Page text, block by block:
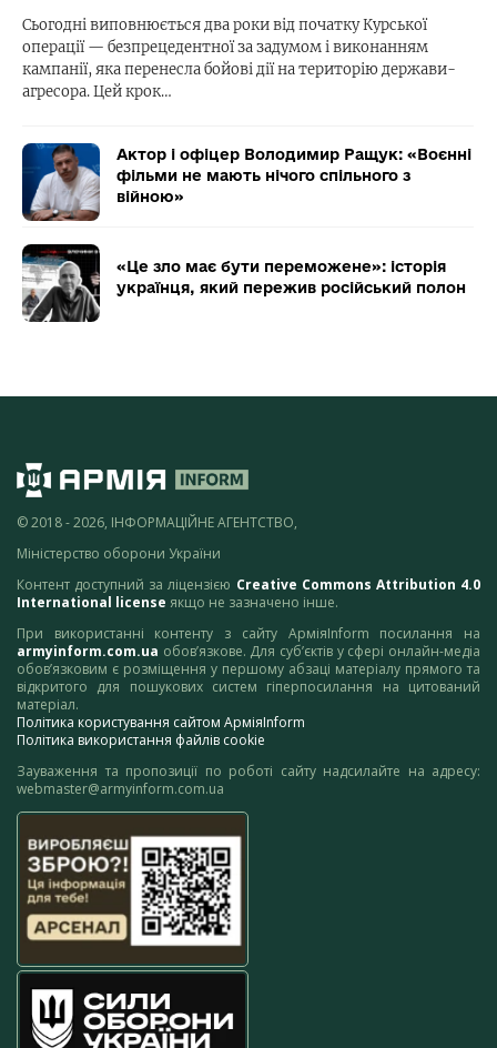
Сьогодні виповнюється два роки від початку Курської
операції — безпрецедентної за задумом і виконанням
кампанії, яка перенесла бойові дії на територію держави-
агресора. Цей крок…
Актор і офіцер Володимир Ращук: «Воєнні
фільми не мають нічого спільного з
війною»
«Це зло має бути переможене»: історія
українця, який пережив російський полон
© 2018 - 2026, ІНФОРМАЦІЙНЕ АГЕНТСТВО,
Міністерство оборони України
Контент доступний за ліцензією Creative Commons Attribution 4.0
International license якщо не зазначено інше.
При використанні контенту з сайту АрміяInform посилання на
armyinform.com.ua обов’язкове. Для суб’єктів у сфері онлайн-медіа
обов’язковим є розміщення у першому абзаці матеріалу прямого та
відкритого для пошукових систем гіперпосилання на цитований
матеріал.
Політика користування сайтом АрміяInform
Політика використання файлів cookie
Зауваження та пропозиції по роботі сайту надсилайте на адресу:
webmaster@armyinform.com.ua